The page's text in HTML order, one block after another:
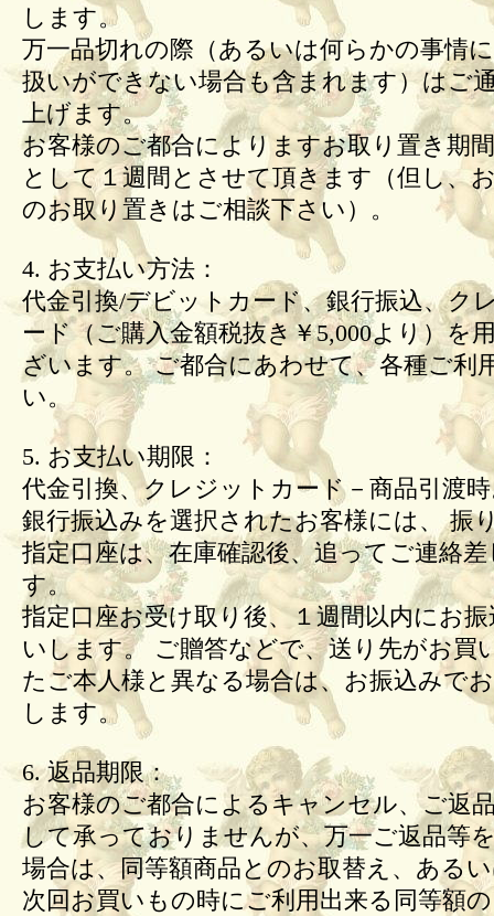
します。
万一品切れの際（あるいは何らかの事情
扱いができない場合も含まれます）はご
上げます。
お客様のご都合によりますお取り置き期
として１週間とさせて頂きます（但し、
のお取り置きはご相談下さい）。
4. お支払い方法：
代金引換/デビットカード、銀行振込、ク
ード（ご購入金額税抜き￥5,000より）を
ざいます。 ご都合にあわせて、各種ご利
い。
5. お支払い期限：
代金引換、クレジットカード－商品引渡
銀行振込みを選択されたお客様には、 振
指定口座は、在庫確認後、追ってご連絡
す。
指定口座お受け取り後、１週間以内にお
いします。 ご贈答などで、送り先がお買
たご本人様と異なる場合は、お振込みで
します。
6. 返品期限：
お客様のご都合によるキャンセル、ご返
して承っておりませんが、万一ご返品等
場合は、同等額商品とのお取替え、ある
次回お買いもの時にご利用出来る同等額